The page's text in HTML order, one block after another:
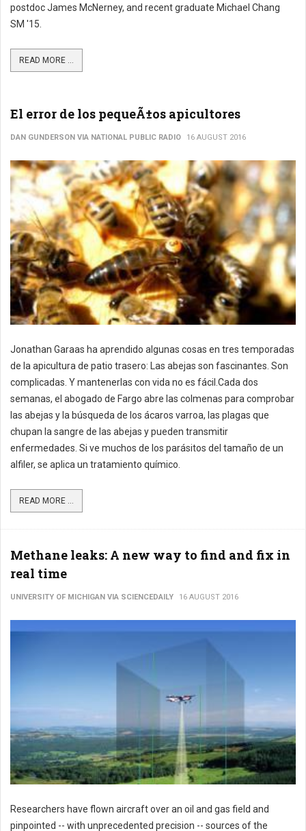
postdoc James McNerney, and recent graduate Michael Chang
SM '15.
READ MORE ...
El error de los pequeÃ±os apicultores
DAN GUNDERSON VIA NATIONAL PUBLIC RADIO 16 AUGUST 2016
Jonathan Garaas ha aprendido algunas cosas en tres temporadas
de la apicultura de patio trasero: Las abejas son fascinantes. Son
complicadas. Y mantenerlas con vida no es fácil.Cada dos
semanas, el abogado de Fargo abre las colmenas para comprobar
las abejas y la búsqueda de los ácaros varroa, las plagas que
chupan la sangre de las abejas y pueden transmitir
enfermedades. Si ve muchos de los parásitos del tamaño de un
alfiler, se aplica un tratamiento químico.
READ MORE ...
Methane leaks: A new way to find and fix in
real time
UNIVERSITY OF MICHIGAN VIA SCIENCEDAILY 16 AUGUST 2016
Researchers have flown aircraft over an oil and gas field and
pinpointed -- with unprecedented precision -- sources of the